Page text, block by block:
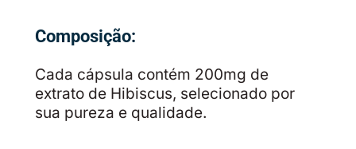
Composição:
Cada cápsula contém 200mg de
extrato de Hibiscus, selecionado por
sua pureza e qualidade.